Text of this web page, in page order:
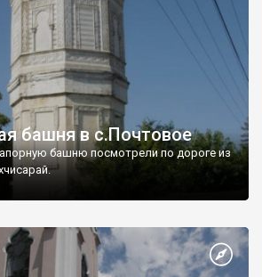
башня в с.Почтовое
башню посмотрели по дороге из